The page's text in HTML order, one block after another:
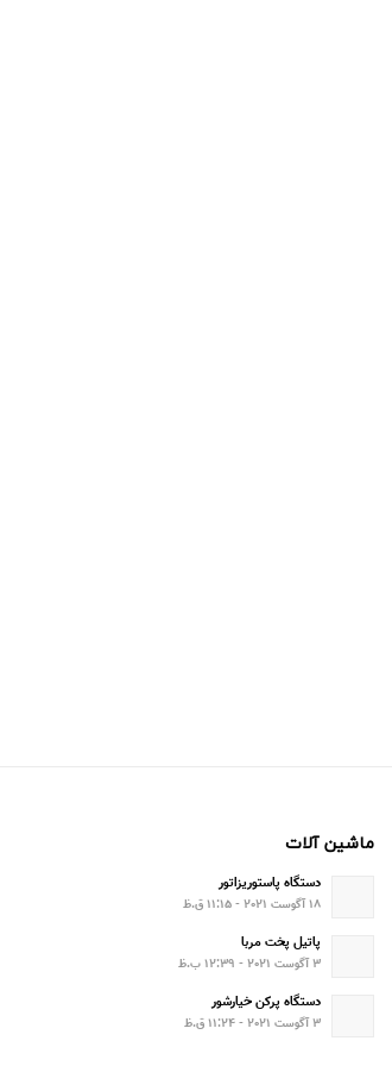
ماشین آلات
دستگاه پاستوریزاتور
۱۸ آگوست ۲۰۲۱ - ۱۱:۱۵ ق.ظ
پاتیل پخت مربا
۳ آگوست ۲۰۲۱ - ۱۲:۳۹ ب.ظ
دستگاه پرکن خیارشور
۳ آگوست ۲۰۲۱ - ۱۱:۲۴ ق.ظ